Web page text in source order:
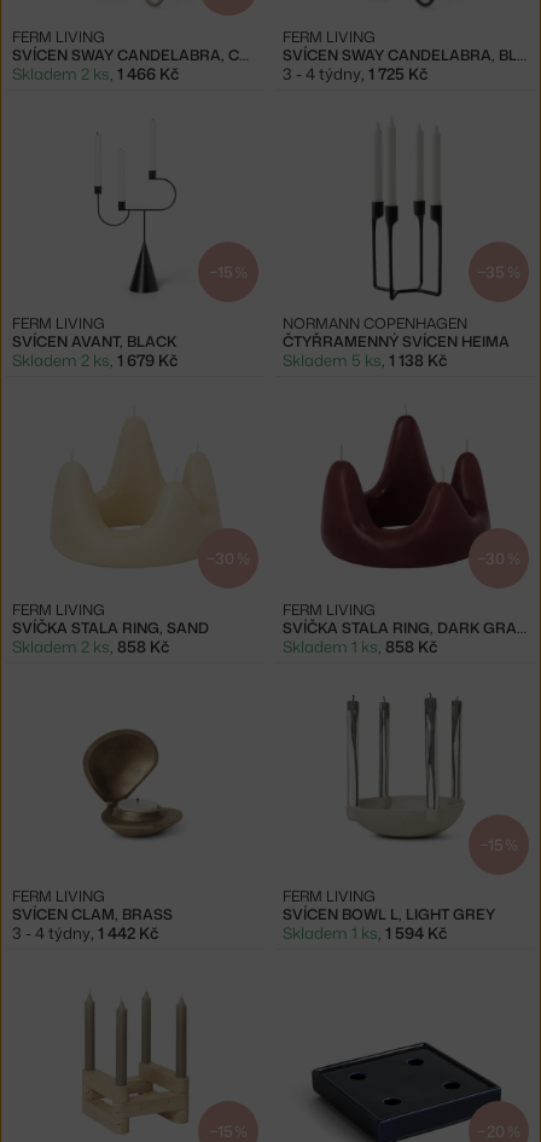
SVÍCEN SWAY CANDELABRA, CASHMERE
FERM LIVING
Skladem 2 ks, 1 466 Kč
SVÍCEN SWAY CANDELABRA, BLACK
FERM LIVING
3 - 4 týdny, 1 725 Kč
−15 %
SVÍCEN AVANT, BLACK
FERM LIVING
Skladem 2 ks, 1 679 Kč
−35 %
ČTYŘRAMENNÝ SVÍCEN HEIMA
NORMANN COPENHAGEN
Skladem 5 ks, 1 138 Kč
−30 %
SVÍČKA STALA RING, SAND
FERM LIVING
Skladem 2 ks, 858 Kč
−30 %
SVÍČKA STALA RING, DARK GRAPE
FERM LIVING
Skladem 1 ks, 858 Kč
SVÍCEN CLAM, BRASS
FERM LIVING
3 - 4 týdny, 1 442 Kč
−15 %
SVÍCEN BOWL L, LIGHT GREY
FERM LIVING
Skladem 1 ks, 1 594 Kč
−15 % −20 %